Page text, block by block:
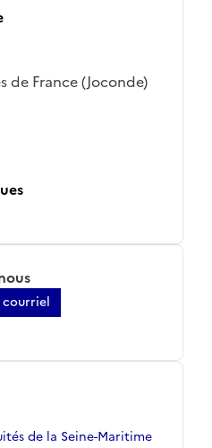
de France (Joconde)
courriel
de la Seine-Maritime